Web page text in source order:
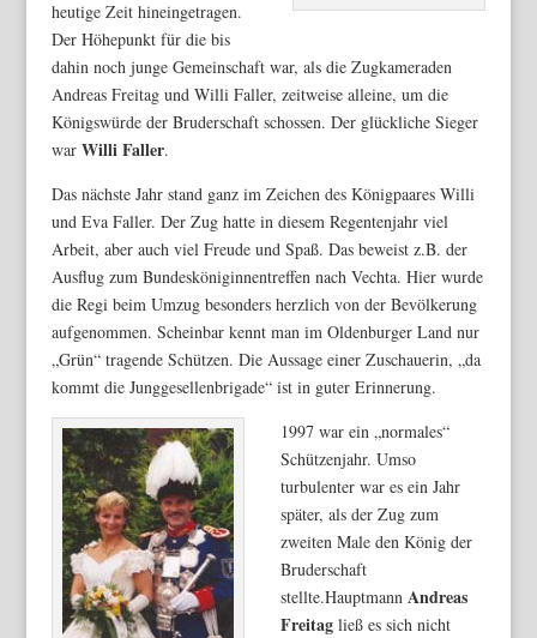
heutige Zeit hineingetragen.
Der Höhepunkt für die bis
dahin noch junge Gemeinschaft war, als die Zugkameraden
Andreas Freitag und Willi Faller, zeitweise alleine, um die
Königswürde der Bruderschaft schossen. Der glückliche Sieger
war Willi Faller.
Das nächste Jahr stand ganz im Zeichen des Königpaares Willi
und Eva Faller. Der Zug hatte in diesem Regentenjahr viel
Arbeit, aber auch viel Freude und Spaß. Das beweist z.B. der
Ausflug zum Bundesköniginnentreffen nach Vechta. Hier wurde
die Regi beim Umzug besonders herzlich von der Bevölkerung
aufgenommen. Scheinbar kennt man im Oldenburger Land nur
„Grün“ tragende Schützen. Die Aussage einer Zuschauerin, „da
kommt die Junggesellenbrigade“ ist in guter Erinnerung.
1997 war ein „normales“
Schützenjahr. Umso
turbulenter war es ein Jahr
später, als der Zug zum
zweiten Male den König der
Bruderschaft
stellte.Hauptmann Andreas
Freitagließ es sich nicht